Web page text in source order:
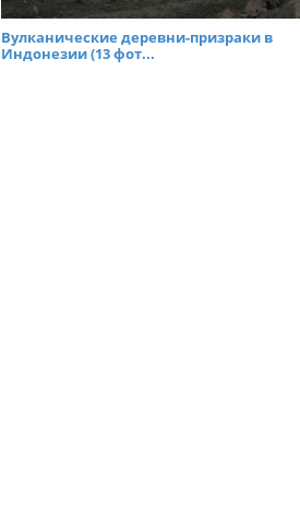
Вулканические деревни-призраки в
Индонезии (13 фот...